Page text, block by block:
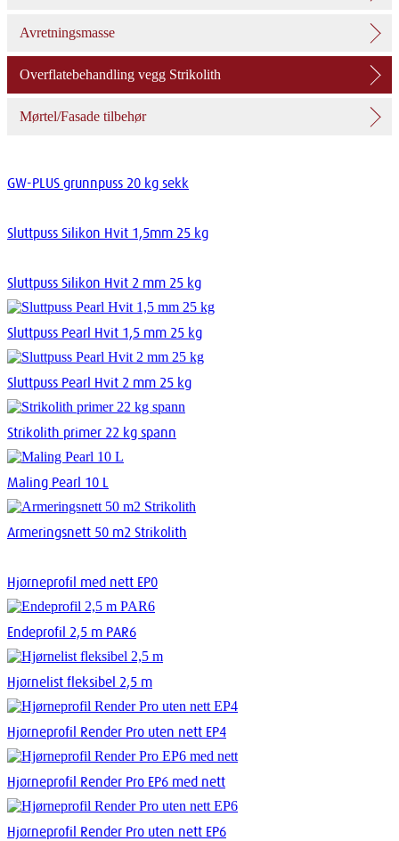
Avretningsmasse
Overflatebehandling vegg Strikolith
Mørtel/Fasade tilbehør
GW-PLUS grunnpuss 20 kg sekk
Sluttpuss Silikon Hvit 1,5mm 25 kg
Sluttpuss Silikon Hvit 2 mm 25 kg
Sluttpuss Pearl Hvit 1,5 mm 25 kg
Sluttpuss Pearl Hvit 2 mm 25 kg
Strikolith primer 22 kg spann
Maling Pearl 10 L
Armeringsnett 50 m2 Strikolith
Hjørneprofil med nett EP0
Endeprofil 2,5 m PAR6
Hjørnelist fleksibel 2,5 m
Hjørneprofil Render Pro uten nett EP4
Hjørneprofil Render Pro EP6 med nett
Hjørneprofil Render Pro uten nett EP6